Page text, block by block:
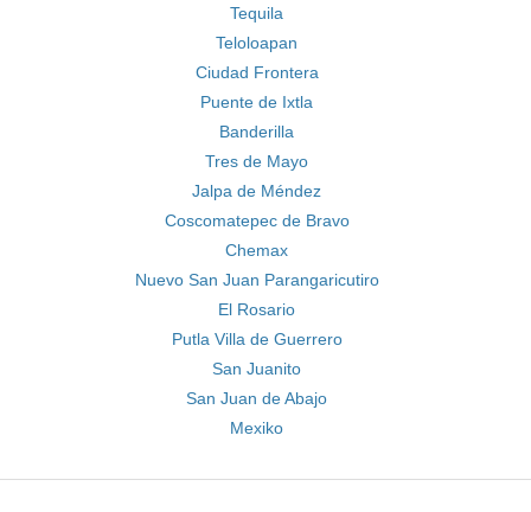
Tequila
Teloloapan
Ciudad Frontera
Puente de Ixtla
Banderilla
Tres de Mayo
Jalpa de Méndez
Coscomatepec de Bravo
Chemax
Nuevo San Juan Parangaricutiro
El Rosario
Putla Villa de Guerrero
San Juanito
San Juan de Abajo
Mexiko